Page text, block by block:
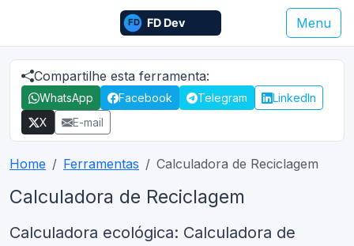
Menu
Compartilhe esta ferramenta:
WhatsApp Facebook Telegram
LinkedIn
X
E-mail
Home Ferramentas Calculadora de Reciclagem
Calculadora de Reciclagem
Calculadora ecológica: Calculadora de